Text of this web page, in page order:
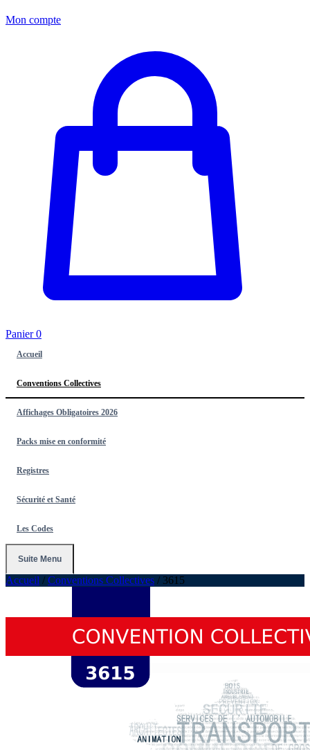
Mon compte
Panier0
Accueil
Conventions Collectives
Affichages Obligatoires 2026
Packs mise en conformité
Registres
Sécurité et Santé
Les Codes
Suite Menu
Accueil / Conventions Collectives / 3615